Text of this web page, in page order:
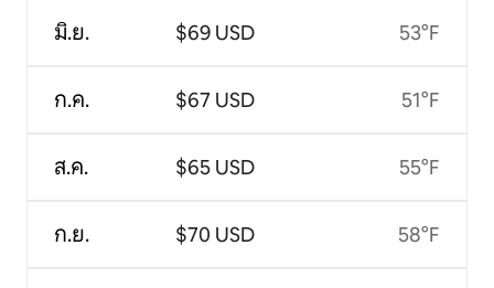
มิ.ย.
ก.ค.
ส.ค.
ก.ย.
$69 USD
$67 USD
$65 USD
$70 USD
53°F
51°F
55°F
58°F